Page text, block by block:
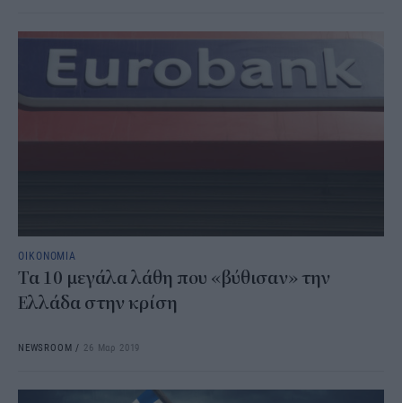
ΟΙΚΟΝΟΜΙΑ
Τα 10 μεγάλα λάθη που «βύθισαν» την
Ελλάδα στην κρίση
NEWSROOM / 26 Μαρ 2019